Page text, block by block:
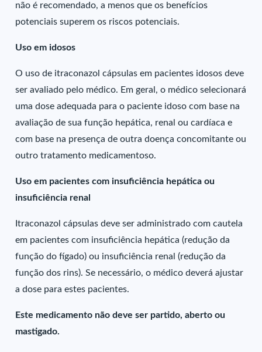
não é recomendado, a menos que os benefícios
potenciais superem os riscos potenciais.
Uso em idosos
O uso de itraconazol cápsulas em pacientes idosos deve
ser avaliado pelo médico. Em geral, o médico selecionará
uma dose adequada para o paciente idoso com base na
avaliação de sua função hepática, renal ou cardíaca e
com base na presença de outra doença concomitante ou
outro tratamento medicamentoso.
Uso em pacientes com insuficiência hepática ou
insuficiência renal
Itraconazol cápsulas deve ser administrado com cautela
em pacientes com insuficiência hepática (redução da
função do fígado) ou insuficiência renal (redução da
função dos rins). Se necessário, o médico deverá ajustar
a dose para estes pacientes.
Este medicamento não deve ser partido, aberto ou
mastigado.